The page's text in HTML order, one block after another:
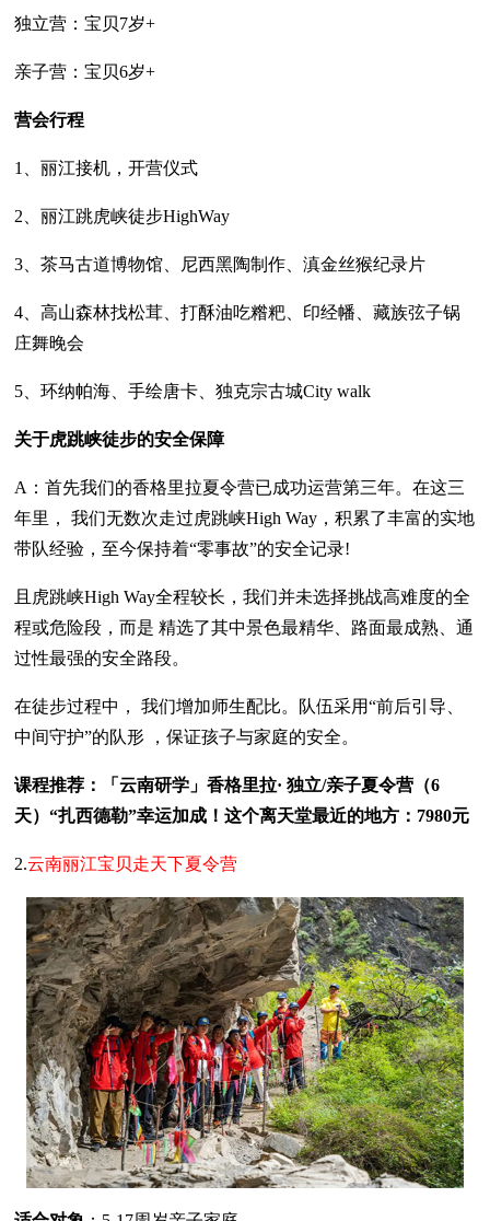
独立营：宝贝7岁+
亲子营：宝贝6岁+
营会行程
1、丽江接机，开营仪式
2、丽江跳虎峡徒步HighWay
3、茶马古道博物馆、尼西黑陶制作、滇金丝猴纪录片
4、高山森林找松茸、打酥油吃糌粑、印经幡、藏族弦子锅
庄舞晚会
5、环纳帕海、手绘唐卡、独克宗古城City walk
关于虎跳峡徒步的安全保障
A：首先我们的香格里拉夏令营已成功运营第三年。在这三
年里， 我们无数次走过虎跳峡High Way，积累了丰富的实地
带队经验，至今保持着“零事故”的安全记录!
且虎跳峡High Way全程较长，我们并未选择挑战高难度的全
程或危险段，而是 精选了其中景色最精华、路面最成熟、通
过性最强的安全路段。
在徒步过程中， 我们增加师生配比。队伍采用“前后引导、
中间守护”的队形 ，保证孩子与家庭的安全。
课程推荐：「云南研学」香格里拉· 独立/亲子夏令营（6
天）“扎西德勒”幸运加成！这个离天堂最近的地方：7980元
2.云南丽江宝贝走天下夏令营